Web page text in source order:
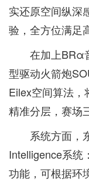
实还原空间纵深
验，全方位满足
在加上BRα
型驱动火箭炮
Eilex空间算法
精准分层，赛场
系统方面，
Intelligence系统‌
功能，可根据环